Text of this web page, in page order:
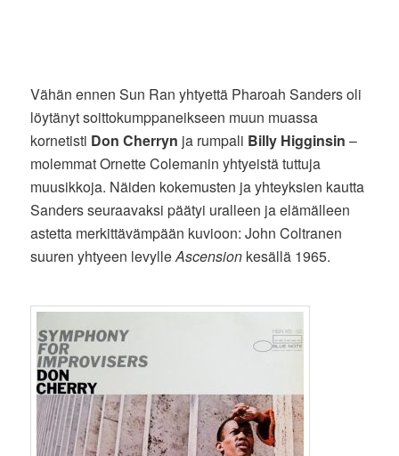
Vähän ennen Sun Ran yhtyettä Pharoah Sanders oli
löytänyt soittokumppaneikseen muun muassa
kornetisti Don Cherryn ja rumpali Billy Higginsin –
molemmat Ornette Colemanin yhtyeistä tuttuja
muusikkoja. Näiden kokemusten ja yhteyksien kautta
Sanders seuraavaksi päätyi uralleen ja elämälleen
astetta merkittävämpään kuvioon: John Coltranen
suuren yhtyeen levylleAscension kesällä 1965.